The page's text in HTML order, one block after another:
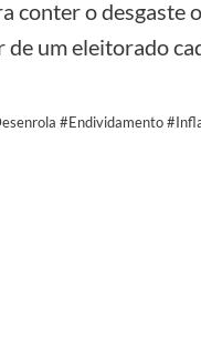
conter o desgaste
um eleitorado
#Endividamento